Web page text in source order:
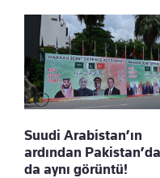
Suudi Arabistan’ın
ardından Pakistan’da
da aynı görüntü!